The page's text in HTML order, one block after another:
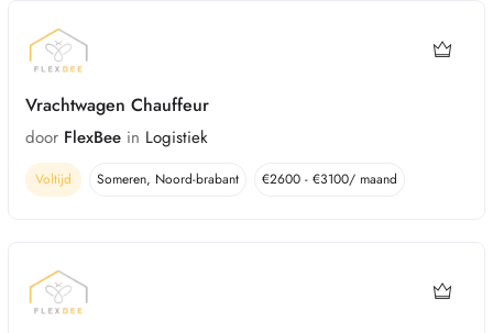
Vrachtwagen Chauffeur
door FlexBee in Logistiek
Voltijd Someren, Noord-brabant €2600 - €3100/ maand